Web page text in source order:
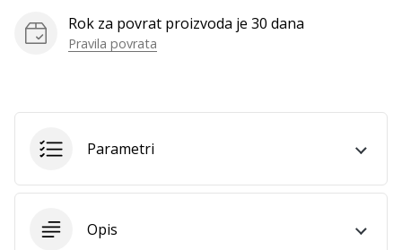
Rok za povrat proizvoda je 30 dana
Pravila povrata
Parametri
Opis